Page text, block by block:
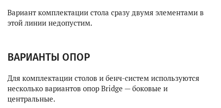
Вариант комплектации стола сразу двумя элементами в
этой линии недопустим.
ВАРИАНТЫ ОПОР
Для комплектации столов и бенч-систем используются
несколько вариантов опор Bridge — боковые и
центральные.